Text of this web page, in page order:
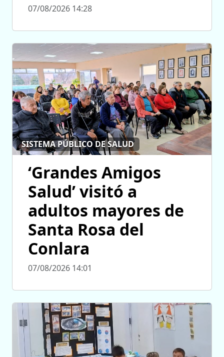
07/08/2026 14:28
SISTEMA PÚBLICO DE SALUD
‘Grandes Amigos
Salud’ visitó a
adultos mayores de
Santa Rosa del
Conlara
07/08/2026 14:01